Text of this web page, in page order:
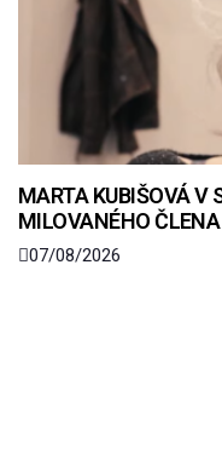
MARTA KUBIŠOVÁ V
MILOVANÉHO
07/08/2026